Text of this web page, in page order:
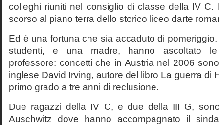
colleghi riuniti nel consiglio di classe della IV C.
scorso al piano terra dello storico liceo darte
Ed è una fortuna che sia accaduto di
studenti, e una madre, hanno ascoltato le
professore: concetti che in Austria nel 2006
inglese David Irving, autore del libro La guerra di
primo grado a tre anni di reclusione.
Due ragazzi della IV C, e due della III G,
Auschwitz dove hanno accompagnato il